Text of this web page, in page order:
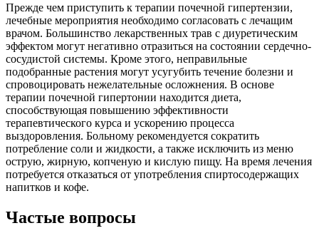
Прежде чем приступить к терапии почечной гипертензии,
лечебные мероприятия необходимо согласовать с лечащим
врачом. Большинство лекарственных трав с диуретическим
эффектом могут негативно отразиться на состоянии сердечно-
сосудистой системы. Кроме этого, неправильные
подобранные растения могут усугубить течение болезни и
спровоцировать нежелательные осложнения. В основе
терапии почечной гипертонии находится диета,
способствующая повышению эффективности
терапевтического курса и ускорению процесса
выздоровления. Больному рекомендуется сократить
потребление соли и жидкости, а также исключить из меню
острую, жирную, копченую и кислую пищу. На время лечения
потребуется отказаться от употребления спиртосодержащих
напитков и кофе.
Частые вопросы